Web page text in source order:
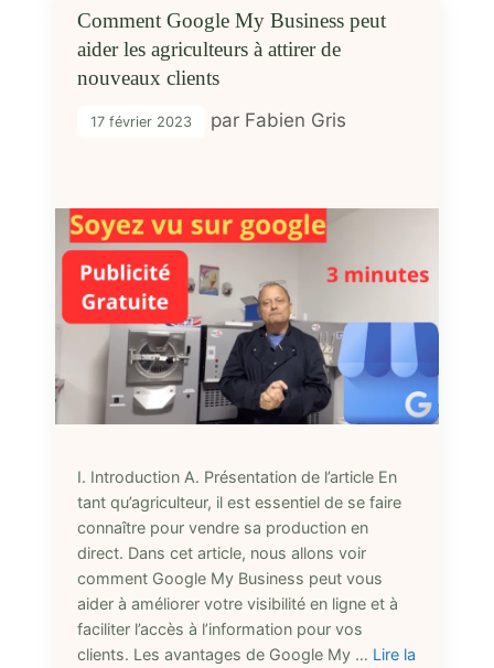
Comment Google My Business peut
aider les agriculteurs à attirer de
nouveaux clients
17 février 2023 par Fabien Gris
I. Introduction A. Présentation de l’article En
tant qu’agriculteur, il est essentiel de se faire
connaître pour vendre sa production en
direct. Dans cet article, nous allons voir
comment Google My Business peut vous
aider à améliorer votre visibilité en ligne et à
faciliter l’accès à l’information pour vos
clients. Les avantages de Google My … Lire la